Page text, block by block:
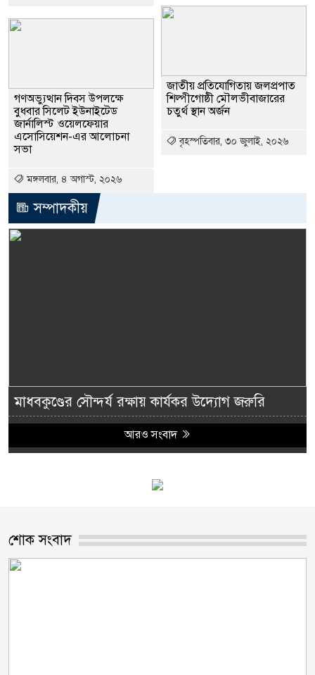
গণঅভ্যুত্থান দিবস উপলক্ষে
বুধবার সিলেট ইউনাইটেড
জার্নালিস্ট ওয়েলফেয়ার
এসোসিয়েশন-এর আলোচনা
সভা
মঙ্গলবার, ৪ অগাস্ট, ২০২৬
জাতীয় প্রতিযোগিতায় জলপ্রপাত
শিল্পীগোষ্ঠী মৌলভীবাজারের
চতুর্থ স্থান অর্জন
বৃহস্পতিবার, ৩০ জুলাই, ২০২৬
সম্পাদকীয়
মাধবকুণ্ডের সৌন্দর্য রক্ষায় কার্যকর উদ্যোগ জরুরি
আরও সংবাদ
শোক সংবাদ